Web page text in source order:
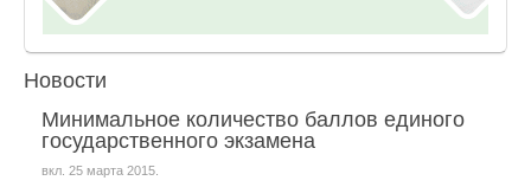
Новости
Минимальное количество баллов единого
государственного экзамена
вкл. 25 марта 2015